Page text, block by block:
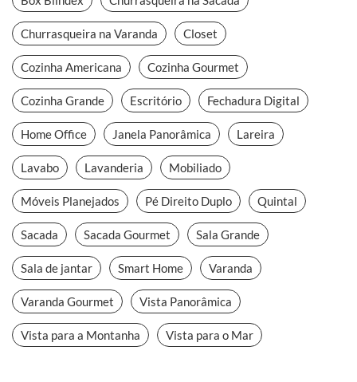
Churrasqueira na Varanda Closet
Cozinha Americana Cozinha Gourmet
Cozinha Grande Escritório Fechadura Digital
Home Office Janela Panorâmica Lareira
Lavabo Lavanderia Mobiliado
Móveis Planejados Pé Direito Duplo Quintal
Sacada Sacada Gourmet Sala Grande
Sala de jantar Smart Home Varanda
Varanda Gourmet Vista Panorâmica
Vista para a Montanha Vista para o Mar